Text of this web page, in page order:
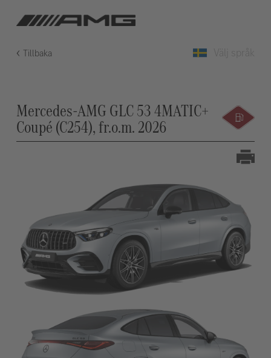
Tillbaka
Mercedes-AMG GLC 53 4MATIC+
Coupé (C254), fr.o.m. 2026